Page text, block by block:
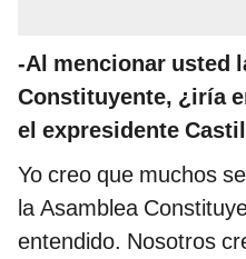
-Al mencionar usted
Constituyente, ¿iría
el expresidente
Yo creo que muchos
la Asamblea
entendido. Nosotros